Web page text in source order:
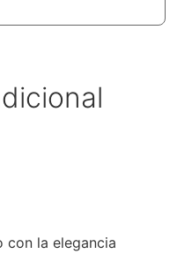
con la elegancia